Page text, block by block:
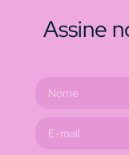
Assine